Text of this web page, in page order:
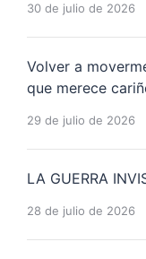
30 de julio de 2026
Volver a
que merece
29 de julio de 2026
LA GUERRA
28 de julio de 2026